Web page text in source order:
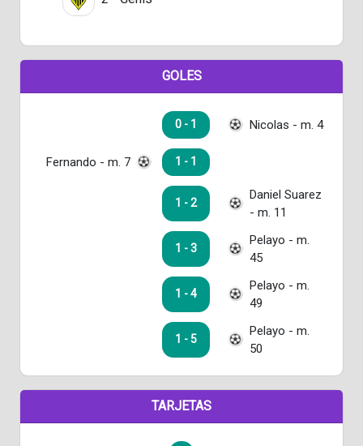
GOLES
0 - 1 Nicolas - m. 4
Fernando - m. 7 1 - 1
1 - 2
Daniel Suarez
- m. 11
1 - 3
Pelayo - m.
45
1 - 4
Pelayo - m.
49
1 - 5
Pelayo - m.
50
TARJETAS